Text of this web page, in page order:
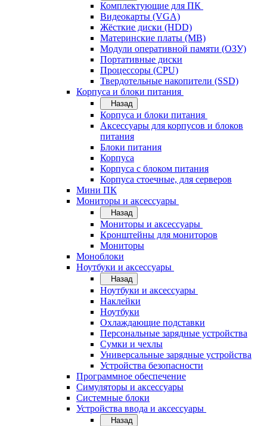
Комплектующие для ПК
Видеокарты (VGA)
Жёсткие диски (HDD)
Материнские платы (MB)
Модули оперативной памяти (ОЗУ)
Портативные диски
Процессоры (CPU)
Твердотельные накопители (SSD)
Корпуса и блоки питания
Назад
Корпуса и блоки питания
Аксессуары для корпусов и блоков
питания
Блоки питания
Корпуса
Корпуса с блоком питания
Корпуса стоечные, для серверов
Мини ПК
Мониторы и аксессуары
Назад
Мониторы и аксессуары
Кронштейны для мониторов
Мониторы
Моноблоки
Ноутбуки и аксессуары
Назад
Ноутбуки и аксессуары
Наклейки
Ноутбуки
Охлаждающие подставки
Персональные зарядные устройства
Сумки и чехлы
Универсальные зарядные устройства
Устройства безопасности
Программное обеспечение
Симуляторы и аксессуары
Системные блоки
Устройства ввода и аксессуары
Назад